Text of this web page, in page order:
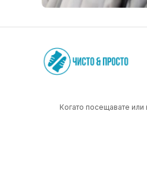
Когато посещавате